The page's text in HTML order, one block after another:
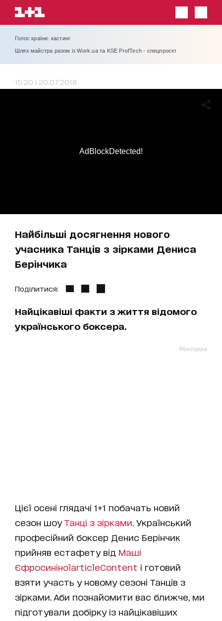
Голос країни: кастинг
Шлях майстра разом із Work.ua та KSE ProfTech - спецпроєкт
15:20 | 20.07.2018
Найбільші досягнення нового
учасника Танців з зірками Дениса
Берінчика
AdBlockDetected!
Поділитися:
Найцікавіші факти з життя відомого
українського боксера.
Реклама
Цієї осені глядачі 1+1 побачать новий
сезон шоу Танці з зірками . Український
професійний боксер Денис Берінчик
прийняв естафету від Маші
ЄфросиніноїarticleContent і готовий
взяти участь у новому сезоні Танців з
зірками. Аби познайомити вас ближче, ми
підготували добірку із найцікавіших